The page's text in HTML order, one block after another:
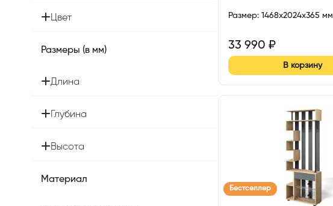
Цвет
Размеры (в мм)
Длина
Глубина
Высота
Материал
Размер: 1468x2024x365 мм
33 990 ₽
В корзину
Бестселлер